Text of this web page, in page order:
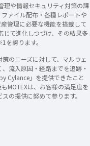
理や情報セキュリティ対策の課
ァイル配布・各種レポートや
管理に必要な機能を搭載して
じて進化しつづけ、その結果多
誇ります。
のニーズに対して、マルウェ
流入原因・経路までを追跡・
Cylance」を提供できたこと
MOTEXは、お客様の満足度を
の提供に努めて参ります。